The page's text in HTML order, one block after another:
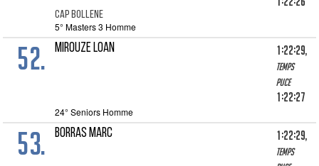
CAP BOLLENE
5° Masters 3 Homme
52. MIROUZE LOAN 1:22:29,
Temps
puce
1:22:27
24° Seniors Homme
53. BORRAS MARC 1:22:29,
Temps